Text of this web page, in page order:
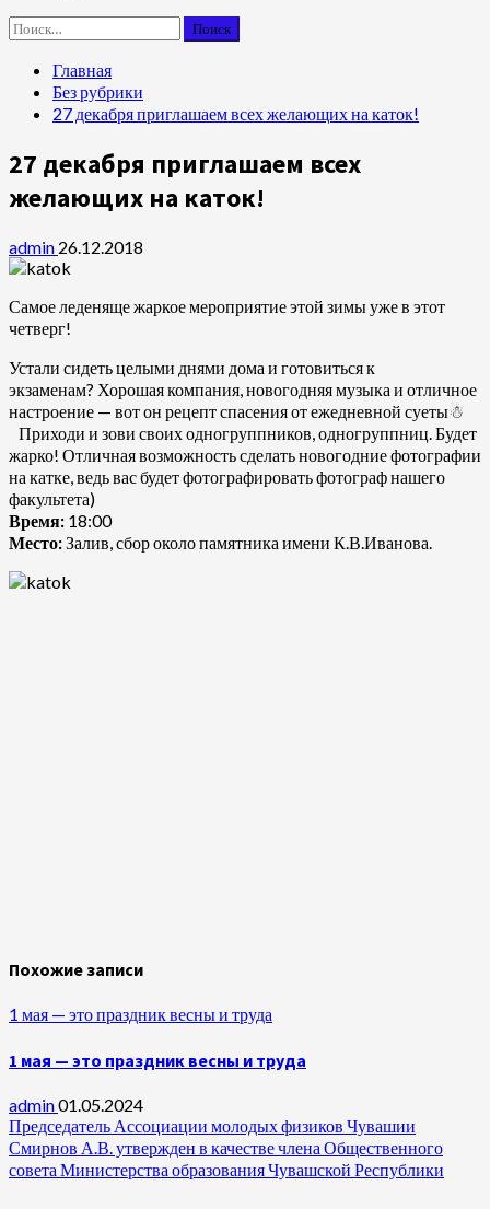
Найти:
Главная
Без рубрики
27 декабря приглашаем всех желающих на каток!
27 декабря приглашаем всех
желающих на каток!
admin 26.12.2018
Самое леденяще жаркое мероприятие этой зимы уже в этот
четверг!
Устали сидеть целыми днями дома и готовиться к
экзаменам? Хорошая компания, новогодняя музыка и отличное
настроение — вот он рецепт спасения от ежедневной суеты☃
Приходи и зови своих одногруппников, одногруппниц. Будет
жарко! Отличная возможность сделать новогодние фотографии
на катке, ведь вас будет фотографировать фотограф нашего
факультета)
Время: 18:00
Место:Залив, сбор около памятника имени К.В.Иванова.
Похожие записи
1 мая — это праздник весны и труда
1 мая — это праздник весны и труда
admin01.05.2024
Председатель Ассоциации молодых физиков Чувашии
Смирнов А.В. утвержден в качестве члена Общественного
совета Министерства образования Чувашской Республики